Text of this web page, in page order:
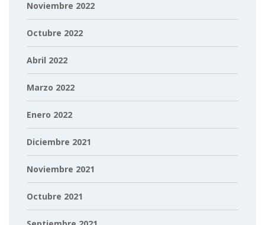
Noviembre 2022
Octubre 2022
Abril 2022
Marzo 2022
Enero 2022
Diciembre 2021
Noviembre 2021
Octubre 2021